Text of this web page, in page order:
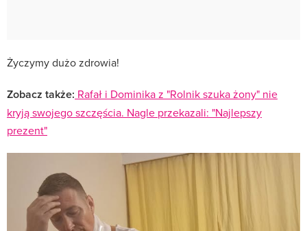
Życzymy dużo zdrowia!
Zobacz także: Rafał i Dominika z "Rolnik szuka żony" nie
kryją swojego szczęścia. Nagle przekazali: "Najlepszy
prezent"